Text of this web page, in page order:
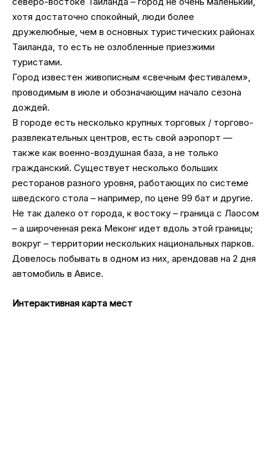
хотя достаточно спокойный, люди более
дружелюбные, чем в основных туристических районах
Таиланда, то есть не озлобленные приезжими
туристами.
Город известен живописным «свечным фестивалем»,
проводимым в июле и обозначающим начало сезона
дождей.
В городе есть несколько крупных торговых / торгово-
развлекательных центров, есть свой аэропорт —
также как военно-воздушная база, а не только
гражданский. Существует несколько больших
ресторанов разного уровня, работающих по системе
шведского стола – например, по цене 99 бат и другие.
Не так далеко от города, к востоку – граница с Лаосом
– а широченная река Меконг идет вдоль этой границы;
вокруг – территории нескольких национальных парков.
Довелось побывать в одном из них, арендовав на 2 дня
автомобиль в Ависе.
Интерактивная карта мест